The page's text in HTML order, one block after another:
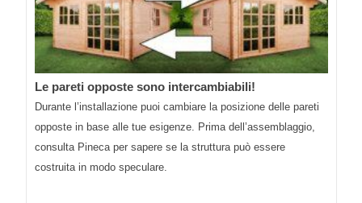
Le pareti opposte sono intercambiabili!
Durante l’installazione puoi cambiare la posizione delle pareti
opposte in base alle tue esigenze. Prima dell’assemblaggio,
consulta Pineca per sapere se la struttura può essere
costruita in modo speculare.